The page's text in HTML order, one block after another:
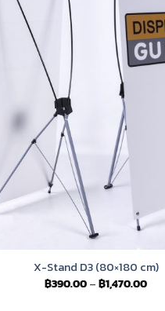
X-Stand D3 (80×180 cm)
฿390.00– ฿1,470.00Price